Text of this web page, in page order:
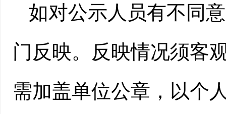
如对公示人员有不同
门反映。
反映情况须客
需加盖单位公章，以个